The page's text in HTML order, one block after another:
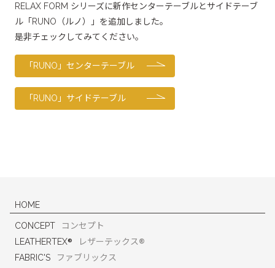
RELAX FORM シリーズに新作センターテーブルとサイドテーブ
ル「RUNO（ルノ）」を追加しました。
是非チェックしてみてください。
「RUNO」センターテーブル
「RUNO」サイドテーブル
HOME
CONCEPT
コンセプト
LEATHERTEX® レザーテックス®
FABRIC'S
ファブリックス